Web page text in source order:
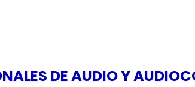
DE AUDIO Y